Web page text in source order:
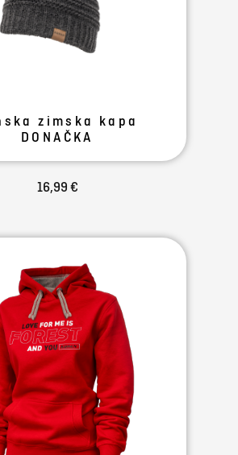
zimska kapa
DONAČKA
16,99 €